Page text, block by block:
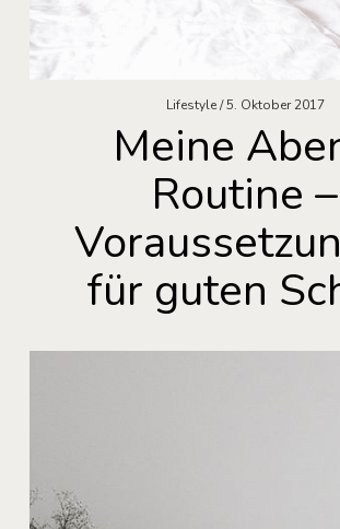
Lifestyle 5. Oktober 2017
Meine
Routine –
für guten